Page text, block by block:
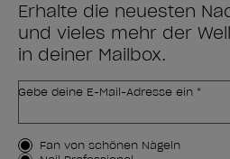
Erhalte die neuesten
und vieles mehr der
in deiner Mailbox.
Gebe deine E-Mail-Adresse ein *
Kundenart
Fan von schönen Nägeln